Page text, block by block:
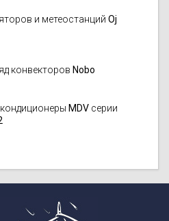
и метеостанций Oj
конвекторов Nobo
MDV серии